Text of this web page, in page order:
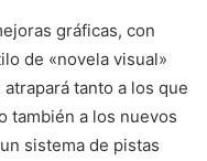
gráficas, con
de «novela visual»
tanto a los que
también a los nuevos
sistema de pistas